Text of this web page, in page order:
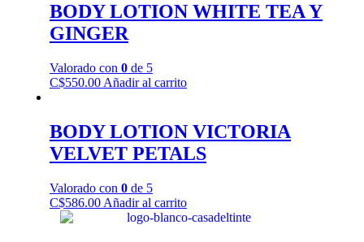
BODY LOTION WHITE TEA Y
GINGER
Valorado con 0de 5
C$550.00 Añadir al carrito
BODY LOTION VICTORIA
VELVET PETALS
Valorado con 0de 5
C$586.00 Añadir al carrito